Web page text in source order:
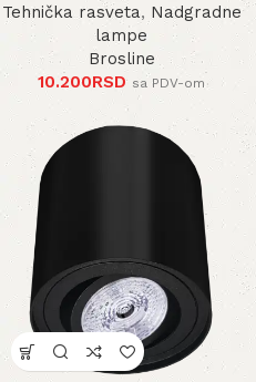
Tehnička rasveta, Nadgradne
lampe
Brosline
10.200RSD sa PDV-om